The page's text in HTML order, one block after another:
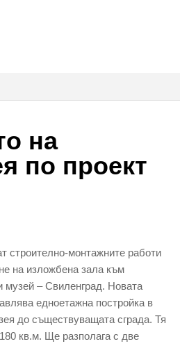
на
по проект
строително-монтажните работи
на изложбена зала към
музей – Свиленград. Новата
едноетажна постройка в
до съществуващата сграда. Тя
кв.м. Ще разполага с две